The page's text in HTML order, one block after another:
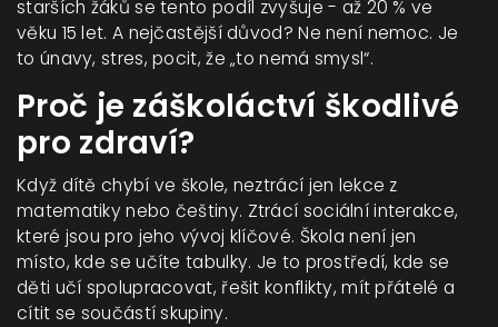
starších žáků se tento podíl zvyšuje - až 20 % ve
věku 15 let. A nejčastější důvod? Ne není nemoc. Je
to únavy, stres, pocit, že „to nemá smysl“.
Proč je záškoláctví škodlivé
pro zdraví?
Když dítě chybí ve škole, neztrácí jen lekce z
matematiky nebo češtiny. Ztrácí sociální interakce,
které jsou pro jeho vývoj klíčové. Škola není jen
místo, kde se učíte tabulky. Je to prostředí, kde se
děti učí spolupracovat, řešit konflikty, mít přátelé a
cítit se součástí skupiny.